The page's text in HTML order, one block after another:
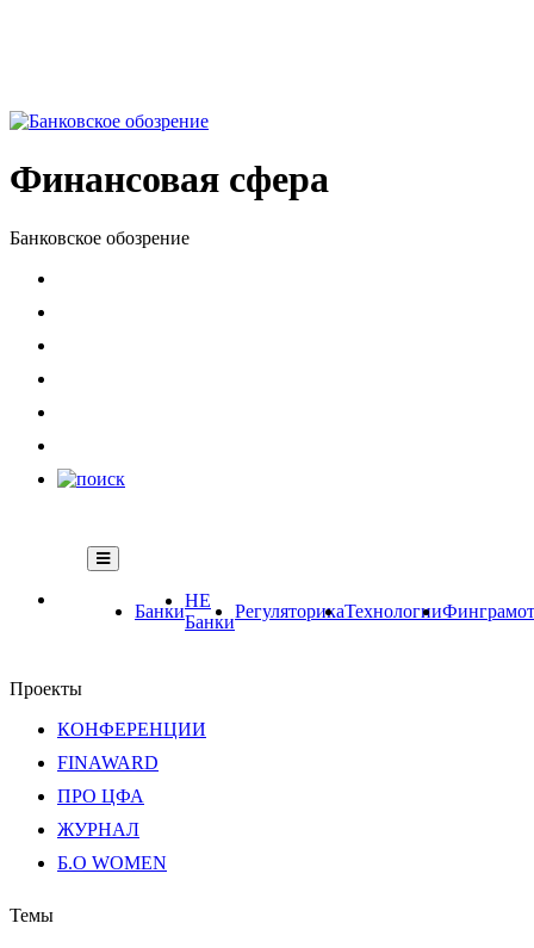
Финансовая сфера
Банковское обозрение
Банки
НЕ
Банки
РегуляторикаТехнологии
Проекты
КОНФЕРЕНЦИИ
FINAWARD
ПРО ЦФА
ЖУРНАЛ
Б.О WOMEN
Темы